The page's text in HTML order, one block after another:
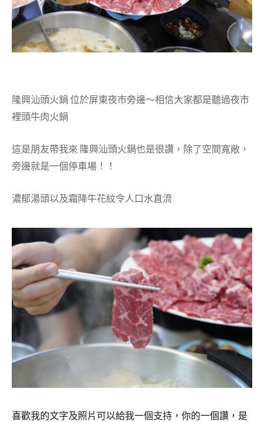
隆興汕頭火鍋 位於屏東夜市旁邊～相信大家都是聽過夜市
裡頭牛肉火鍋
這是朋友帶我來 隆興汕頭火鍋也是很讚，除了空間寬敞，
旁邊就是一個停車場！！
濃郁湯頭以及霜降牛花紋令人口水直流
喜歡我的文字及照片可以給我一個支持，你的一個讚，是